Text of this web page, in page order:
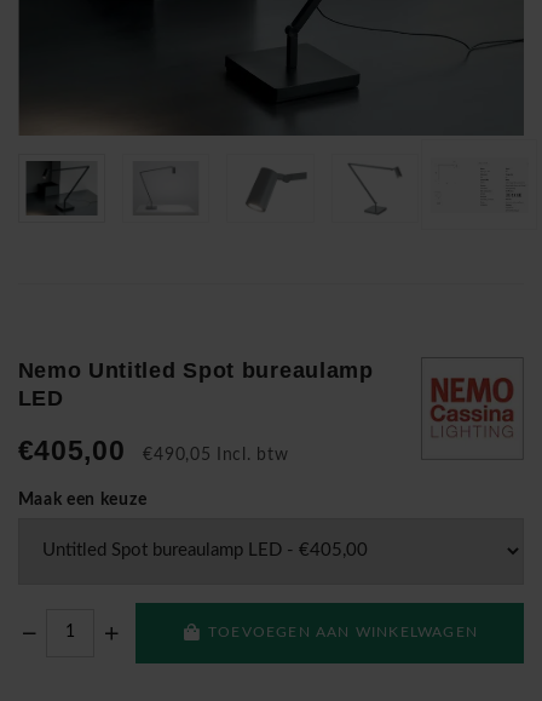
Nemo Untitled Spot bureaulamp
LED
€405,00 €490,05 Incl. btw
Maak een keuze
TOEVOEGEN AAN WINKELWAGEN